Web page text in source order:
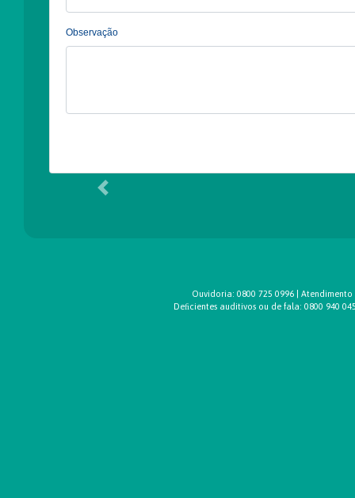
Observação
Anterior
Ouvidoria: 0800 725 0996 |
Deﬁcientes auditivos ou de fala: 0800 940